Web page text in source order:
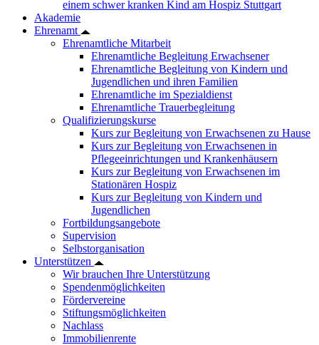
einem schwer kranken Kind am Hospiz Stuttgart
Akademie
Ehrenamt
Ehrenamtliche Mitarbeit
Ehrenamtliche Begleitung Erwachsener
Ehrenamtliche Begleitung von Kindern und
Jugendlichen und ihren Familien
Ehrenamtliche im Spezialdienst
Ehrenamtliche Trauerbegleitung
Qualifizierungskurse
Kurs zur Begleitung von Erwachsenen zu Hause
Kurs zur Begleitung von Erwachsenen in
Pflegeeinrichtungen und Krankenhäusern
Kurs zur Begleitung von Erwachsenen im
Stationären Hospiz
Kurs zur Begleitung von Kindern und
Jugendlichen
Fortbildungsangebote
Supervision
Selbstorganisation
Unterstützen
Wir brauchen Ihre Unterstützung
Spendenmöglichkeiten
Fördervereine
Stiftungsmöglichkeiten
Nachlass
Immobilienrente